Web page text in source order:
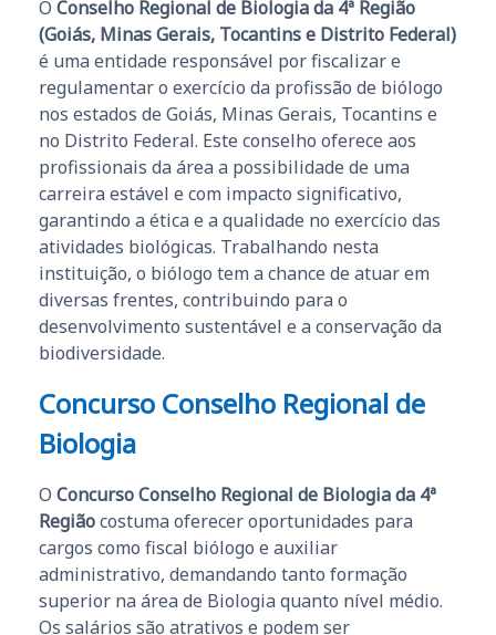
O Conselho Regional de Biologia da 4ª Região
(Goiás, Minas Gerais, Tocantins e Distrito Federal)
é uma entidade responsável por fiscalizar e
regulamentar o exercício da profissão de biólogo
nos estados de Goiás, Minas Gerais, Tocantins e
no Distrito Federal. Este conselho oferece aos
profissionais da área a possibilidade de uma
carreira estável e com impacto significativo,
garantindo a ética e a qualidade no exercício das
atividades biológicas. Trabalhando nesta
instituição, o biólogo tem a chance de atuar em
diversas frentes, contribuindo para o
desenvolvimento sustentável e a conservação da
biodiversidade.
Concurso Conselho Regional de
Biologia
O Concurso Conselho Regional de Biologia da 4ª
Regiãocostuma oferecer oportunidades para
cargos como fiscal biólogo e auxiliar
administrativo, demandando tanto formação
superior na área de Biologia quanto nível médio.
Os salários são atrativos e podem ser